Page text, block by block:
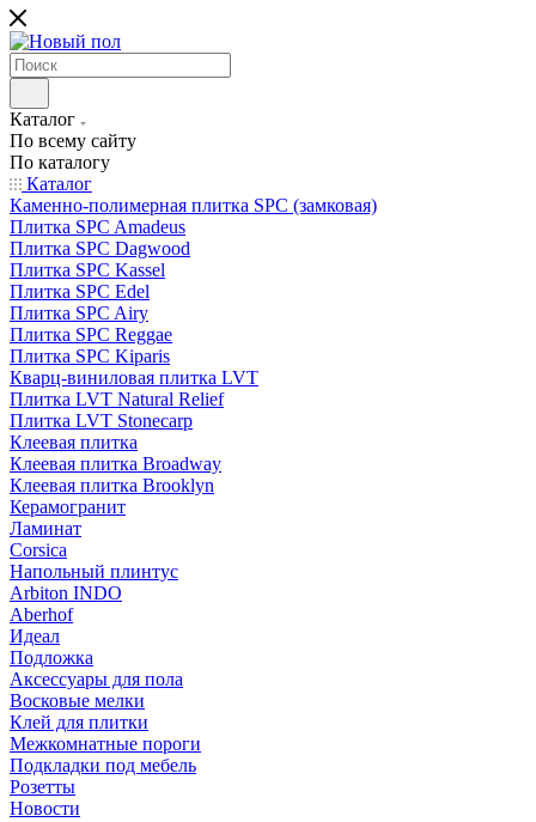
Каталог
По всему сайту
По каталогу
Каталог
Каменно-полимерная плитка SPC (замковая)
Плитка SPC Amadeus
Плитка SPC Dagwood
Плитка SPC Kassel
Плитка SPC Edel
Плитка SPC Airy
Плитка SPC Reggae
Плитка SPC Kiparis
Кварц-виниловая плитка LVT
Плитка LVT Natural Relief
Плитка LVT Stonecarp
Клеевая плитка
Клеевая плитка Broadway
Клеевая плитка Brooklyn
Керамогранит
Ламинат
Corsica
Напольный плинтус
Arbiton INDO
Aberhof
Идеал
Подложка
Аксессуары для пола
Восковые мелки
Клей для плитки
Межкомнатные пороги
Подкладки под мебель
Розетты
Новости